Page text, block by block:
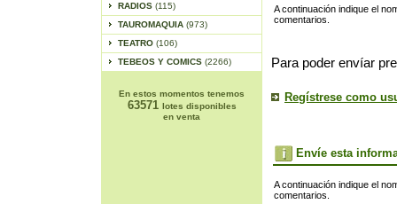
RADIOS (115)
TAUROMAQUIA (973)
TEATRO (106)
TEBEOS Y COMICS (2266)
En estos momentos tenemos
63571 lotes disponibles
en venta
A continuación indique el
comentarios.
Para poder envíar
Regístrese como
Envíe esta
A continuación indique el
comentarios.